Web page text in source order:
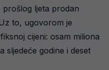
ljeta prodan
to, ugovorom je
cijeni: osam miliona
sljedeće godine i deset